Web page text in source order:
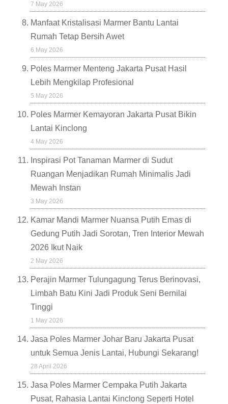
7 May 2026
Manfaat Kristalisasi Marmer Bantu Lantai
Rumah Tetap Bersih Awet
6 May 2026
Poles Marmer Menteng Jakarta Pusat Hasil
Lebih Mengkilap Profesional
5 May 2026
Poles Marmer Kemayoran Jakarta Pusat Bikin
Lantai Kinclong
4 May 2026
Inspirasi Pot Tanaman Marmer di Sudut
Ruangan Menjadikan Rumah Minimalis Jadi
Mewah Instan
3 May 2026
Kamar Mandi Marmer Nuansa Putih Emas di
Gedung Putih Jadi Sorotan, Tren Interior Mewah
2026 Ikut Naik
2 May 2026
Perajin Marmer Tulungagung Terus Berinovasi,
Limbah Batu Kini Jadi Produk Seni Bernilai
Tinggi
1 May 2026
Jasa Poles Marmer Johar Baru Jakarta Pusat
untuk Semua Jenis Lantai, Hubungi Sekarang!
28 April 2026
Jasa Poles Marmer Cempaka Putih Jakarta
Pusat, Rahasia Lantai Kinclong Seperti Hotel